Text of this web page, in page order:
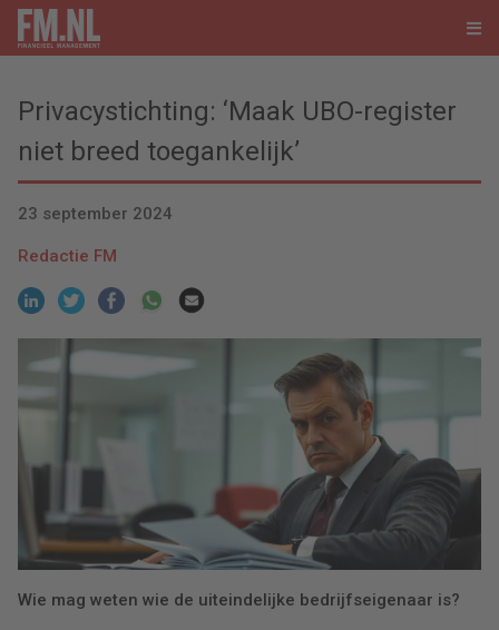
Privacystichting: ‘Maak UBO-register
niet breed toegankelijk’
23 september 2024
Redactie FM
Wie mag weten wie de uiteindelijke bedrijfseigenaar is?